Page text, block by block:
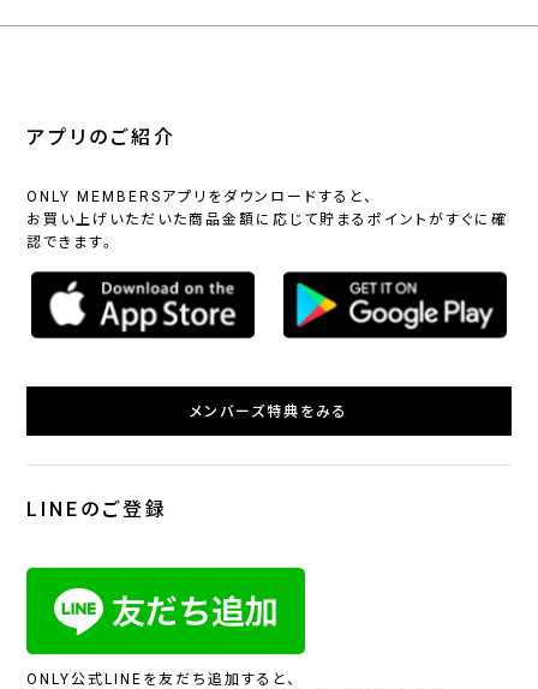
アプリのご紹介
ONLY MEMBERSアプリをダウンロードすると、
お買い上げいただいた商品金額に応じて貯まるポイントがすぐに確
認できます。
メンバーズ特典をみる
LINEのご登録
ONLY公式LINEを友だち追加すると、